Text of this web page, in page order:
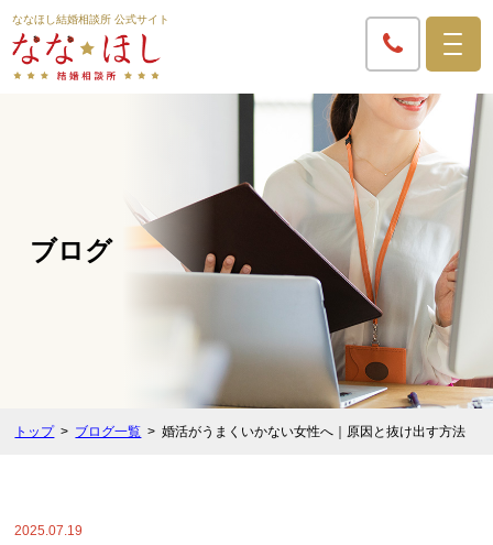
ななほし結婚相談所 公式サイト
ブログ
トップ ブログ一覧 婚活がうまくいかない女性へ｜原因と抜け出す方法
2025.07.19